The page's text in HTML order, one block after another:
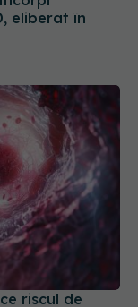
riscul de
- studiu